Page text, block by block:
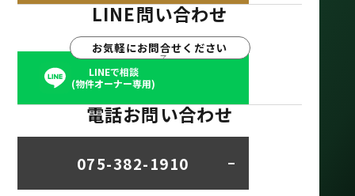
LINE問い合わせ
お気軽にお問合せください
LINEで相談
(物件オーナー専用)
電話お問い合わせ
075-382-1910